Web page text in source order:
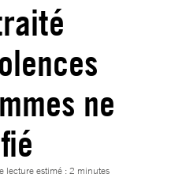
ne
lecture estimé : 2 minutes